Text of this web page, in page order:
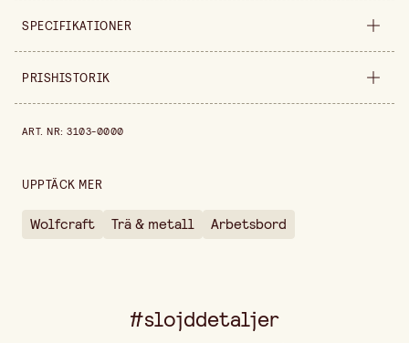
SPECIFIKATIONER
Säljs i styck
Höjd
PRISHISTORIK
ART. NR:3103-0000
UPPTÄCK MER
Wolfcraft Trä & metall Arbetsbord
#slojddetaljer